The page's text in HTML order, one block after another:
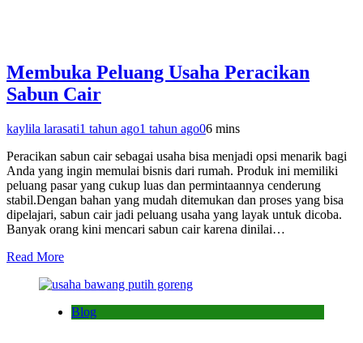
Membuka Peluang Usaha Peracikan
Sabun Cair
kaylila larasati1 tahun ago1 tahun ago06 mins
Peracikan sabun cair sebagai usaha bisa menjadi opsi menarik bagi
Anda yang ingin memulai bisnis dari rumah. Produk ini memiliki
peluang pasar yang cukup luas dan permintaannya cenderung
stabil.Dengan bahan yang mudah ditemukan dan proses yang bisa
dipelajari, sabun cair jadi peluang usaha yang layak untuk dicoba.
Banyak orang kini mencari sabun cair karena dinilai…
Read More
Blog